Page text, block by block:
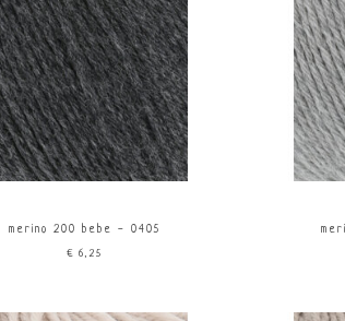
merino 200 bebe - 0405
€6,25